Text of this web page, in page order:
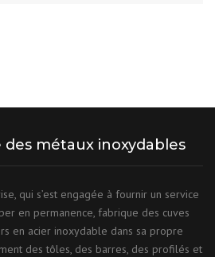
métaux inoxydables
qui s’est engagée à fournir un service
en permanence, fabrique des cuves
en acier inoxydable dans sa propre
des tôles, des barres, des profilés et